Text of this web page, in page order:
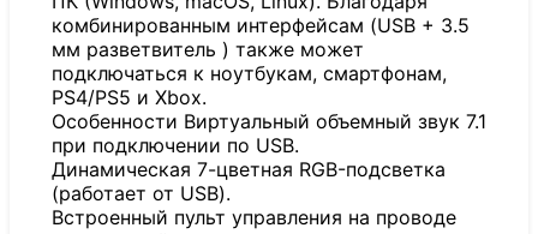
комбинированным интерфейсам (USB + 3.5
мм разветвитель ) также может
подключаться к ноутбукам, смартфонам,
PS4/PS5 и Xbox.
Особенности Виртуальный объемный звук 7.1
при подключении по USB.
Динамическая 7-цветная RGB-подсветка
(работает от USB).
Встроенный пульт управления на проводе